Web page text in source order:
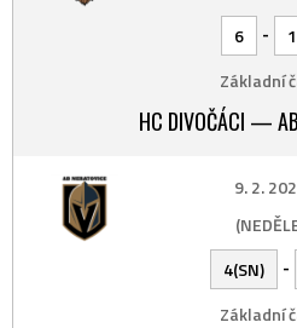
6
-
Základní
HC DIVOČÁCI —
9. 2.
4(SN)
-
Základní